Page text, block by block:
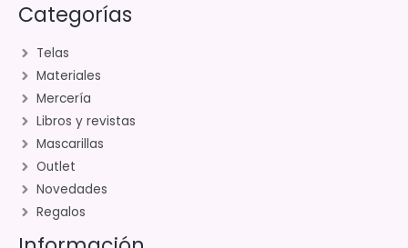
Categorías
Telas
Materiales
Mercería
Libros y revistas
Mascarillas
Outlet
Novedades
Regalos